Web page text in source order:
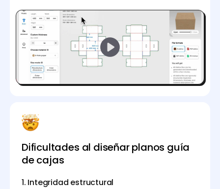
Dificultades al diseñar planos guía
de cajas
1. Integridad estructural